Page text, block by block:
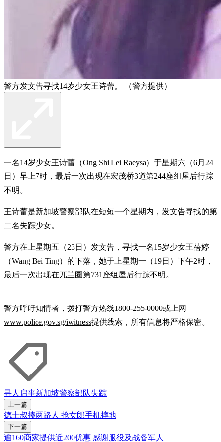
警方发文告寻找14岁少女王诗蕾。 （警方提供）
一名14岁少女王诗蕾（Ong Shi Lei Raeysa）于星期六（6月24
日）早上7时，最后一次出现在宏茂桥3道第244座组屋后行踪
不明。
王诗蕾是新加坡警察部队在短短一个星期内，发文告寻找的第
二名失踪少女。
警方在上星期五（23日）发文告，寻找一名15岁少女王蓓婷
（Wang Bei Ting）的下落，她于上星期一（19日）下午2时，
最后一次出现在兀兰圈第731座组屋后行踪不明 。
警方呼吁知情者，拨打警方热线1800-255-0000或上网
www.police.gov.sg/iwitness提供线索，所有信息将严格保密。
寻人启事新加坡警察部队失踪
上一篇
德士叔揍两路人 抢女郎手机摔地
下一篇
逾160商家提供近200优惠 感谢服役及战备军人